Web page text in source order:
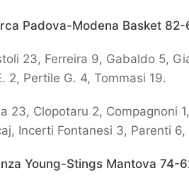
Padova-Modena Basket 82-
23, Ferreira 9, Gabaldo 5,
2, Pertile G. 4, Tommasi 19.
23, Clopotaru 2, Compagnoni
Incerti Fontanesi 3, Parenti 6,
Young-Stings Mantova 74-